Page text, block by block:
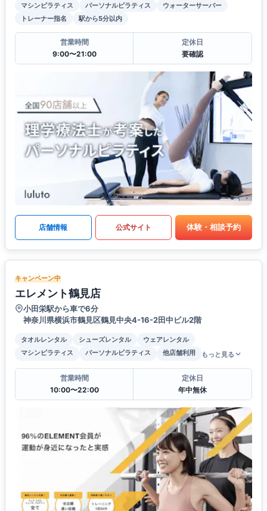
マシンピラティス パーソナルピラティス
ウォーターサーバー
トレーナー指名
駅から5分以内
営業時間
9:00〜21:00
定休日
要確認
店舗情報 公式サイト 体験・相談予約
キャンペーン中
エレメント鶴見店
小田栄駅から車で6分
神奈川県横浜市鶴見区鶴見中央4-16-2田中ビル2階
タオルレンタル シューズレンタル
ウェアレンタル
マシンピラティス
パーソナルピラティス 他店舗利用 もっと見る
営業時間
10:00〜22:00
定休日
年中無休